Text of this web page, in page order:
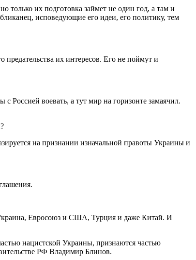
только их подготовка займет не один год, а там и
исповедующие его идеи, его политику, тем
их интересов. Его не поймут и
воевать, а тут мир на горизонте замаячил.
на признании изначальной правоты Украины и
Евросоюз и США, Турция и даже Китай. И
нацистской Украины, признаются частью
РФ Владимир Блинов.